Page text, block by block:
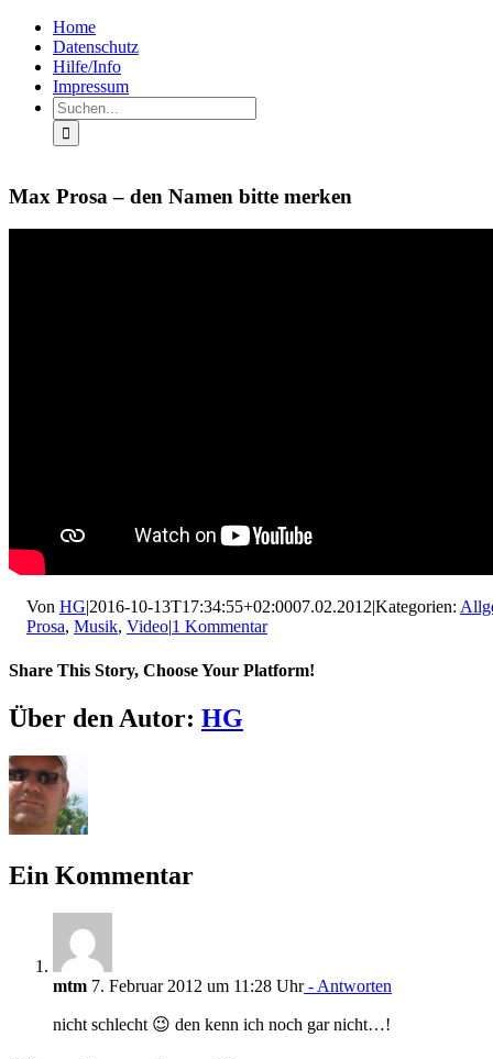
Zum
Inhalt
springen
FacebookHome
Datenschutz
Hilfe/Info
Impressum
Suche
nach:
Max Prosa – den Namen bitte merken
Von HG|2016-10-13T17:34:55+02:0007.02.2012|Kategorien:
Prosa, Musik, Video|1 Kommentar
Share This Story, Choose Your Platform!
Facebook
X
LinkedIn
Pinterest
E-
Mail
Über den Autor: HG
Ein Kommentar
mtm 7. Februar 2012 um 11:28 Uhr- Antworten
nicht schlecht 😉 den kenn ich noch gar nicht…!